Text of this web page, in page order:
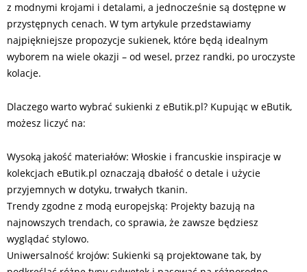
z modnymi krojami i detalami, a jednocześnie są dostępne w
przystępnych cenach. W tym artykule przedstawiamy
najpiękniejsze propozycje sukienek, które będą idealnym
wyborem na wiele okazji – od wesel, przez randki, po uroczyste
kolacje.
Dlaczego warto wybrać sukienki z eButik.pl? Kupując w eButik,
możesz liczyć na:
Wysoką jakość materiałów: Włoskie i francuskie inspiracje w
kolekcjach eButik.pl oznaczają dbałość o detale i użycie
przyjemnych w dotyku, trwałych tkanin.
Trendy zgodne z modą europejską: Projekty bazują na
najnowszych trendach, co sprawia, że zawsze będziesz
wyglądać stylowo.
Uniwersalność krojów: Sukienki są projektowane tak, by